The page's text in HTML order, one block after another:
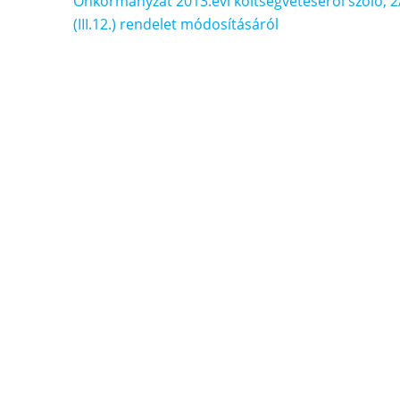
(III.12.) rendelet módosításáról